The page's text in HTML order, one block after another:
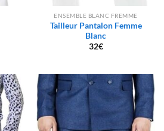
ENSEMBLE BLANC FREMME
Tailleur Pantalon Femme
Blanc
32€